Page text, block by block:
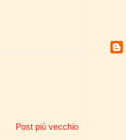
Post più vecchio